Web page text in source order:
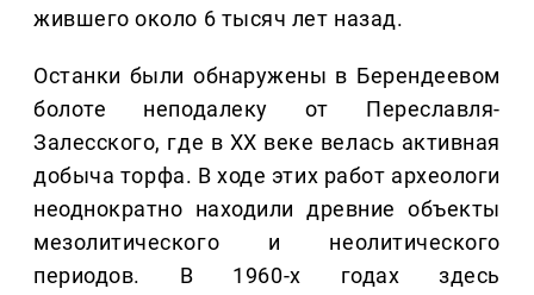
жившего около 6 тысяч лет назад.
Останки были обнаружены в Берендеевом
болоте неподалеку от Переславля-
Залесского, где в XX веке велась активная
добыча торфа. В ходе этих работ археологи
неоднократно находили древние объекты
мезолитического и неолитического
периодов. В 1960-х годах здесь